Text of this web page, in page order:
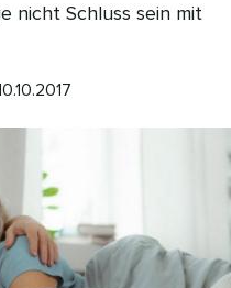
nicht Schluss sein mit